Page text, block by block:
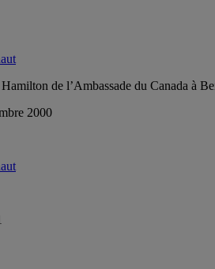
de l’Ambassade du Canada à
2000